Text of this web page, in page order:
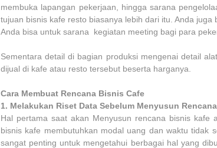
membuka lapangan pekerjaan, hingga sarana
tujuan bisnis kafe resto biasanya lebih dari itu. Anda
Anda bisa untuk sarana kegiatan meeting bagi para
Sementara detail di bagian produksi mengenai detail
dijual di kafe atau resto tersebut beserta harganya.
Cara Membuat Rencana Bisnis Cafe
1. Melakukan Riset Data Sebelum Menyusun
Hal pertama saat akan Menyusun rencana bisnis kafe
bisnis kafe membutuhkan modal uang dan waktu tidak
sangat penting untuk mengetahui berbagai hal yang